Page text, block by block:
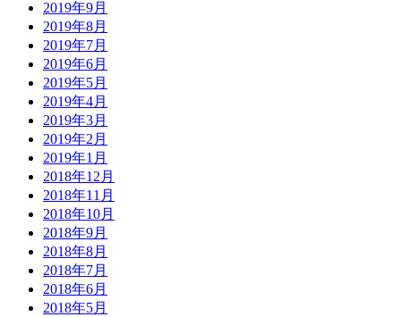
2019年9月
2019年8月
2019年7月
2019年6月
2019年5月
2019年4月
2019年3月
2019年2月
2019年1月
2018年12月
2018年11月
2018年10月
2018年9月
2018年8月
2018年7月
2018年6月
2018年5月